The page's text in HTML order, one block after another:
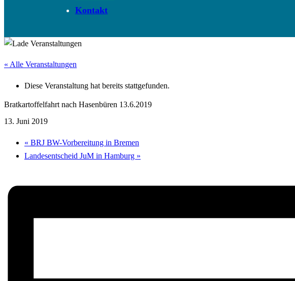
Kontakt
« Alle Veranstaltungen
Diese Veranstaltung hat bereits stattgefunden.
Bratkartoffelfahrt nach Hasenbüren 13.6.2019
13. Juni 2019
« BRJ BW-Vorbereitung in Bremen
Landesentscheid JuM in Hamburg »